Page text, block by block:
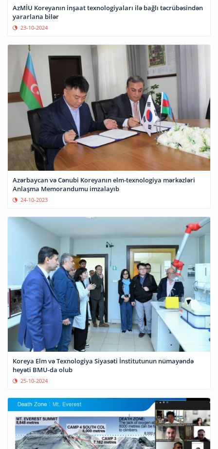
AzMİU Koreyanın inşaat texnologiyaları ilə bağlı təcrübəsindən
yararlana bilər
23-10-2024
Azərbaycan və Cənubi Koreyanın elm-texnologiya mərkəzləri
Anlaşma Memorandumu imzalayıb
24-10-2023
Koreya Elm və Texnologiya Siyasəti İnstitutunun nümayəndə
heyəti BMU-da olub
25-10-2024